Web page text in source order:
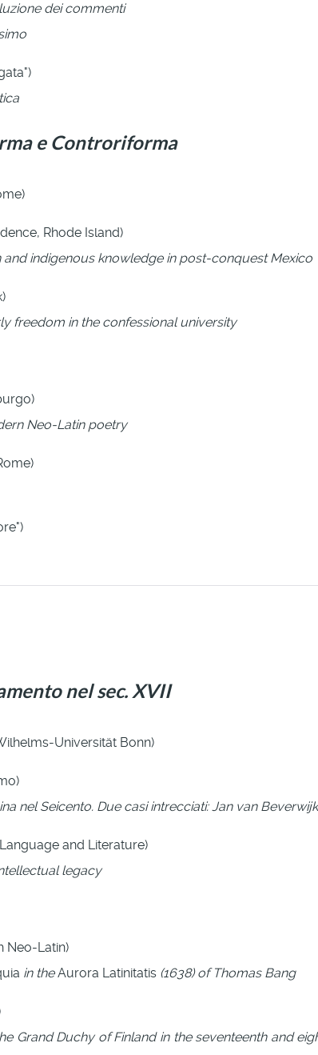
dei commenti
e Controriforma
Rhode Island)
indigenous knowledge in post-conquest Mexico
freedom in the confessional university
Neo-Latin poetry
nel sec. XVII
Universität Bonn)
nel Seicento. Due casi intrecciati: Jan van
and Literature)
legacy
Neo-Latin)
in theAurora Latinitatis (1638) of Thomas Bang
Grand Duchy of Finland in the seventeenth and